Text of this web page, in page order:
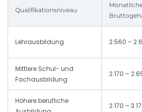
Qualifikationsniveau
Lehrausbildung 2.560 –
Mittlere Schul- und
Fachausbildung
2.170 –
Höhere berufliche
2.170 –